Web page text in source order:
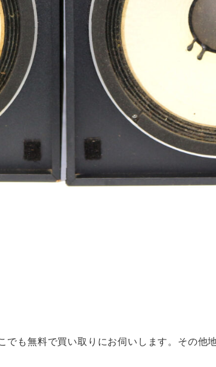
も無料で買い取りにお伺いします。その他